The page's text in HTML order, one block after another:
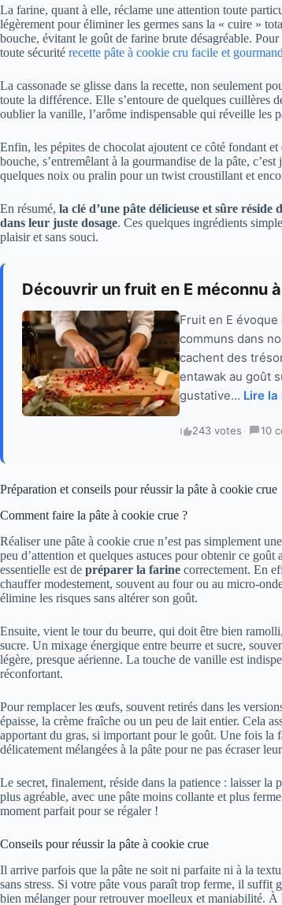
La farine, quant à elle, réclame une attention toute
légèrement pour éliminer les germes sans la « cuire »
bouche, évitant le goût de farine brute désagréable.
toute sécurité recette pâte à cookie cru facile et
La cassonade se glisse dans la recette, non seulement
toute la différence. Elle s’entoure de quelques cuillères
oublier la vanille, l’arôme indispensable qui réveille les
Enfin, les pépites de chocolat ajoutent ce côté fondant
bouche, s’entremêlant à la gourmandise de la pâte,
quelques noix ou pralin pour un twist croustillant et
En résumé, la clé d’une pâte délicieuse et sûre
dans leur juste dosage. Ces quelques ingrédients
plaisir et sans souci.
Découvrir un fruit en E méconnu
Fruit en E
communs dans
cachent des
entawak au goût
gustative... Lire la
243 votes · 10
Préparation et conseils pour réussir la pâte à cookie crue
Comment faire la pâte à cookie crue ?
Réaliser une pâte à cookie crue n’est pas simplement
peu d’attention et quelques astuces pour obtenir ce
essentielle est de préparer la farine correctement. En
chauffer modestement, souvent au four ou au micro-
élimine les risques sans altérer son goût.
Ensuite, vient le tour du beurre, qui doit être bien
sucre. Un mixage énergique entre beurre et sucre,
légère, presque aérienne. La touche de vanille est
réconfortant.
Pour remplacer les œufs, souvent retirés dans les
épaisse, la crème fraîche ou un peu de lait entier. Cela
apportant du gras, si important pour le goût. Une fois la
délicatement mélangées à la pâte pour ne pas écraser
Le secret, finalement, réside dans la patience : laisser la
plus agréable, avec une pâte moins collante et plus
moment parfait pour se régaler !
Conseils pour réussir la pâte à cookie crue
Il arrive parfois que la pâte ne soit ni parfaite ni à la
sans stress. Si votre pâte vous paraît trop ferme, il suffit
bien mélanger pour retrouver moelleux et maniabilité.